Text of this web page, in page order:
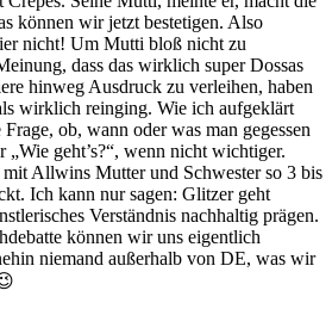
können wir jetzt bestetigen. Also
nicht! Um Mutti bloß nicht zu
dass das wirklich super Dossas
hinweg Ausdruck zu verleihen, haben
wirklich reinging. Wie ich aufgeklärt
ob, wann oder was man gegessen
„Wie geht’s?“, wenn nicht wichtiger.
Allwins Mutter und Schwester so 3 bis
Ich kann nur sagen: Glitzer geht
Verständnis nachhaltig prägen.
können wir uns eigentlich
niemand außerhalb von DE, was wir